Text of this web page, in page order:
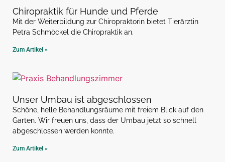
Chiropraktik für Hunde und Pferde
Mit der Weiterbildung zur Chiropraktorin bietet Tierärztin
Petra Schmöckel die Chiropraktik an.
Zum Artikel »
Unser Umbau ist abgeschlossen
Schöne, helle Behandlungsräume mit freiem Blick auf den
Garten. Wir freuen uns, dass der Umbau jetzt so schnell
abgeschlossen werden konnte.
Zum Artikel »